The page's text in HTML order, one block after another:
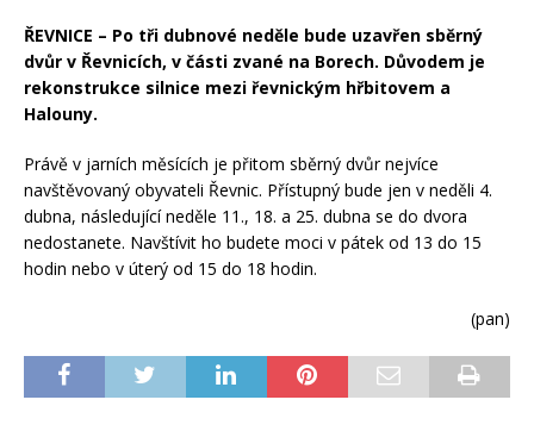
ŘEVNICE – Po tři dubnové neděle bude uzavřen sběrný
dvůr v Řevnicích, v části zvané na Borech. Důvodem je
rekonstrukce silnice mezi řevnickým hřbitovem a
Halouny.
Právě v jarních měsících je přitom sběrný dvůr nejvíce
navštěvovaný obyvateli Řevnic. Přístupný bude jen v neděli 4.
dubna, následující neděle 11., 18. a 25. dubna se do dvora
nedostanete. Navštívit ho budete moci v pátek od 13 do 15
hodin nebo v úterý od 15 do 18 hodin.
(pan)